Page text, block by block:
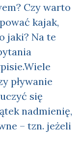
Czy warto
kajak,
jaki? Na te
pływanie
się
nadmienię,
– tzn. jeżeli